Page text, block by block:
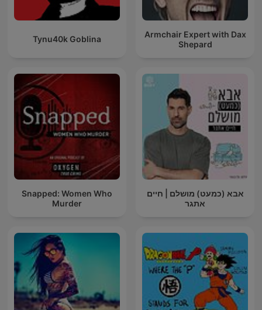
Tynu40k Goblina
Armchair Expert with Dax
Shepard
Snapped: Women Who
Murder
אבא (כמעט) מושלם | חיים
אתגר